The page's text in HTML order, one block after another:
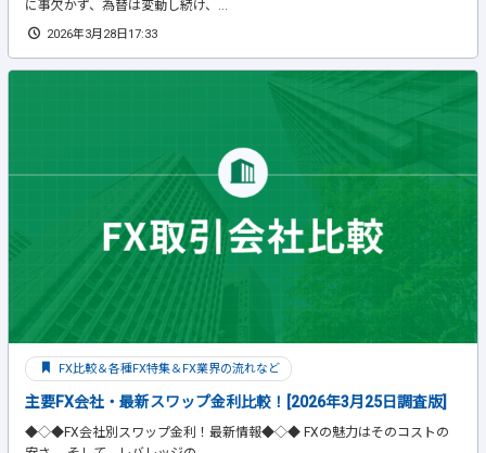
に事欠かず、為替は変動し続け、...
2026年3月28日17:33
FX比較＆各種FX特集＆FX業界の流れなど
主要FX会社・最新スワップ金利比較！[2026年3月25日調査版]
◆◇◆FX会社別スワップ金利！最新情報◆◇◆ FXの魅力はそのコストの